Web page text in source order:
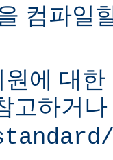
컴파일
에 대
고하거나